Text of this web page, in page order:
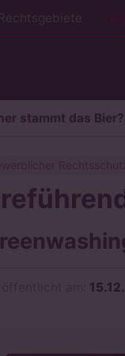
Rechtsgebiete
stammt das Bier?